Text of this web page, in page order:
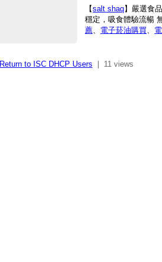
【salt shaq】嚴選食
穩定，吸食體驗流暢
薦、 電子菸油購買、
Return to ISC DHCP Users 11 views